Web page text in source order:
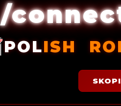
/
POLISH